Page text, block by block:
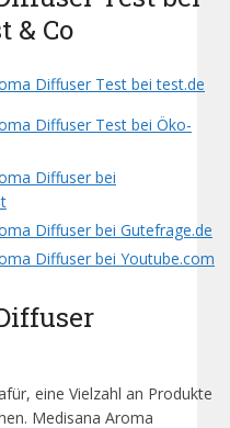
& Co
Diffuser Test bei test.de
Diffuser Test bei Öko-
Diffuser bei
Diffuser bei Gutefrage.de
Diffuser bei Youtube.com
eine Vielzahl an Produkte
Medisana Aroma